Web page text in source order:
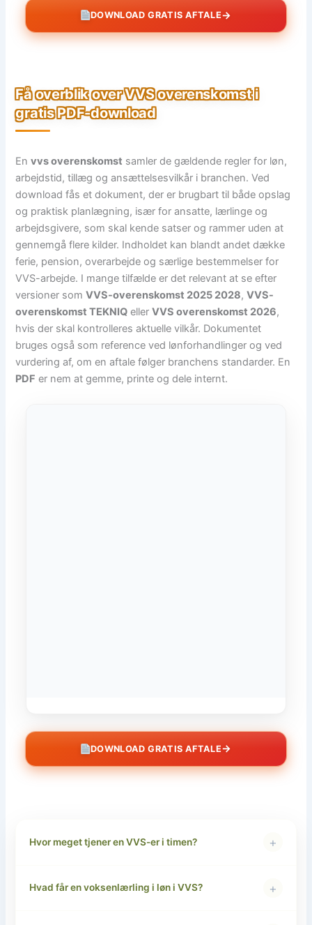
DOWNLOAD GRATIS AFTALE→
Få overblik over VVS overenskomst i
gratis PDF-download
Envvs overenskomst samler de gældende regler for løn,
arbejdstid, tillæg og ansættelsesvilkår i branchen. Ved
download fås et dokument, der er brugbart til både opslag
og praktisk planlægning, især for ansatte, lærlinge og
arbejdsgivere, som skal kende satser og rammer uden at
gennemgå flere kilder. Indholdet kan blandt andet dække
ferie, pension, overarbejde og særlige bestemmelser for
VVS-arbejde. I mange tilfælde er det relevant at se efter
versioner somVVS-overenskomst 2025 2028,VVS-
overenskomst TEKNIQ ellerVVS overenskomst 2026,
hvis der skal kontrolleres aktuelle vilkår. Dokumentet
bruges også som reference ved lønforhandlinger og ved
vurdering af, om en aftale følger branchens standarder. En
PDF er nem at gemme, printe og dele internt.
DOWNLOAD GRATIS AFTALE→
Hvor meget tjener en VVS-er i timen? +
Hvad får en voksenlærling i løn i VVS? +